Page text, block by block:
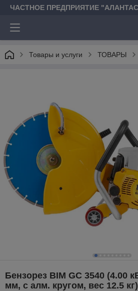
ЧАСТНОЕ ПРЕДПРИЯТИЕ
Товары и услуги ТОВАРЫ
Бензорез BIM GC 3540 (4.00
мм, с алм. кругом, вес 12.5 кг)